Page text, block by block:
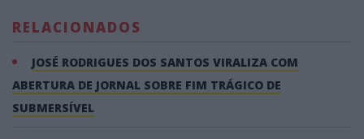
RELACIONADOS
JOSÉ RODRIGUES DOS SANTOS VIRALIZA COM
ABERTURA DE JORNAL SOBRE FIM TRÁGICO DE
SUBMERSÍVEL